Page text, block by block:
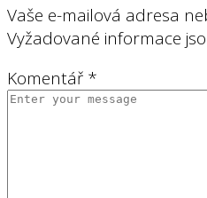
Vaše e-mailová adresa
Vyžadované informace
Komentář *